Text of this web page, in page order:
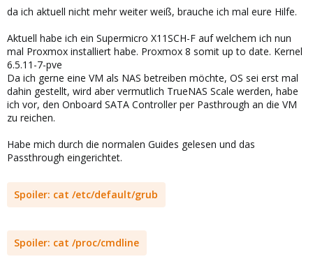
da ich aktuell nicht mehr weiter weiß, brauche ich mal eure Hilfe.
Aktuell habe ich ein Supermicro X11SCH-F auf welchem ich nun
mal Proxmox installiert habe. Proxmox 8 somit up to date. Kernel
6.5.11-7-pve
Da ich gerne eine VM als NAS betreiben möchte, OS sei erst mal
dahin gestellt, wird aber vermutlich TrueNAS Scale werden, habe
ich vor, den Onboard SATA Controller per Pasthrough an die VM
zu reichen.
Habe mich durch die normalen Guides gelesen und das
Passthrough eingerichtet.
Spoiler: cat /etc/default/grub
Spoiler: cat /proc/cmdline